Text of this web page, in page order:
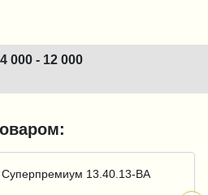
4 000 - 12 000
13.40.13-BA